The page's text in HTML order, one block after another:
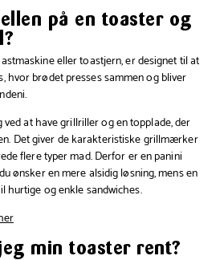
på en toaster og
eller toastjern, er designet til at
hvor brødet presses sammen og bliver
ved at have grillriller og en topplade, der
Det giver de karakteristiske grillmærker
flere typer mad. Derfor er en panini
ønsker en mere alsidig løsning, mens en
hurtige og enkle sandwiches.
min toaster rent?